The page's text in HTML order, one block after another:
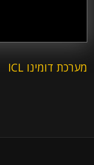
מערכת דומינו ICL